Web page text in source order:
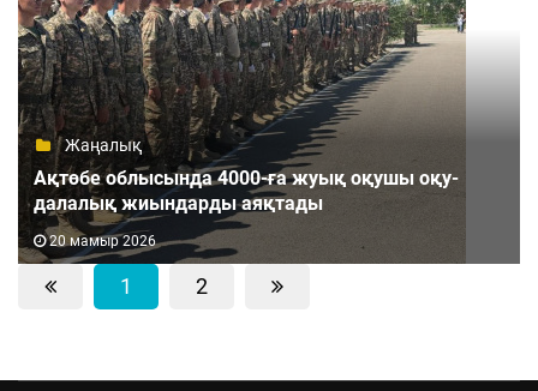
Жаңалық
Ақтөбе облысында 4000-ға жуық оқушы оқу-
далалық жиындарды аяқтады
20 мамыр 2026
1 2